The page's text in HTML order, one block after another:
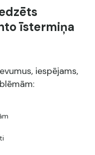
īstermiņa
iespējams,